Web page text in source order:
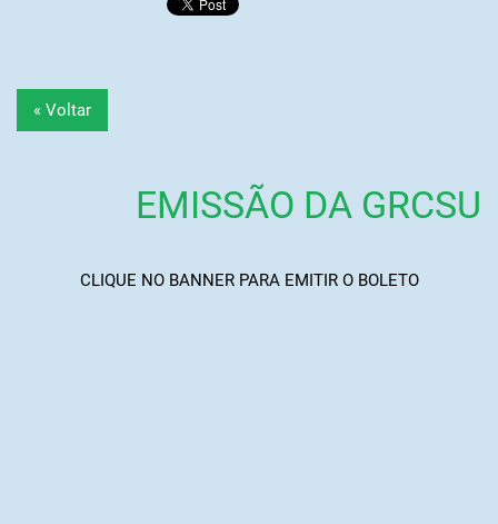
« Voltar
EMISSÃO DA GRCSU
CLIQUE NO BANNER PARA EMITIR O BOLETO